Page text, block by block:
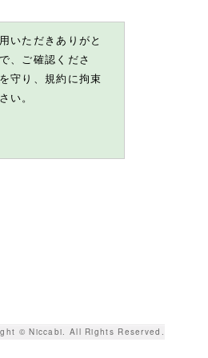
いただきありがと
、ご確認くださ
守り、規約に拘束
い。
スを利用すること
を当サービスに掲
データ（以下、内容
© Niccabi. All Rights Reserved.